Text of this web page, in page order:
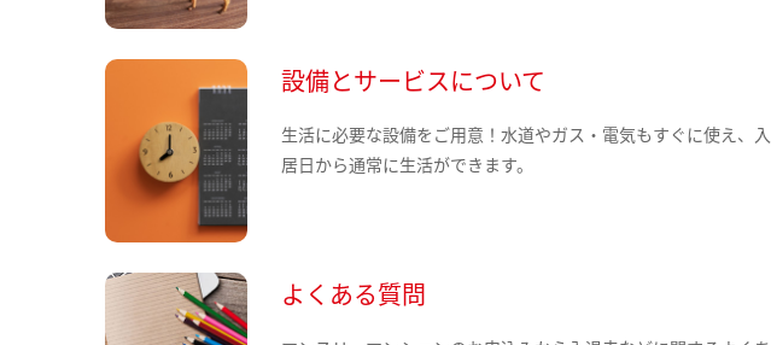
設備とサービスについて
生活に必要な設備をご用意！水道やガス・電気もすぐに使え、入
居日から通常に生活ができます。
よくある質問